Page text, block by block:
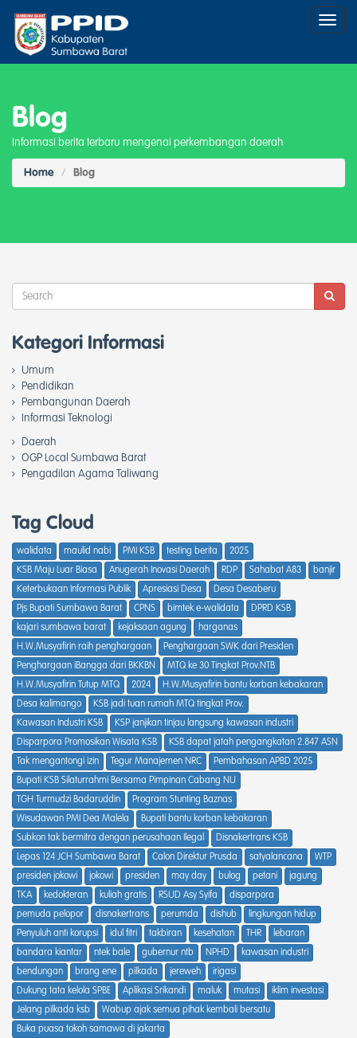
Toggle
Blog
Informasi berita terbaru mengenai perkembangan daerah
Home Blog
Kategori Informasi
Umum
Pendidikan
Pembangunan Daerah
Informasi Teknologi
Daerah
OGP Local Sumbawa Barat
Pengadilan Agama Taliwang
Tag Cloud
walidata maulid nabi PMI KSB testing berita
2025
KSB Maju Luar Biasa
Anugerah Inovasi Daerah RDP Sahabat A83
banjir
Keterbukaan Informasi Publik
Apresiasi Desa
Desa Desaberu
Pjs Bupati Sumbawa Barat
CPNS bimtek e-walidata
DPRD KSB
kajari sumbawa barat
kejaksaan agung
harganas
H.W.Musyafirin raih penghargaan
Penghargaan SWK dari Presiden
Penghargaan iBangga dari BKKBN
MTQ ke 30 Tingkat Prov.NTB
H.W.Musyafirin Tutup MTQ
2024
H.W.Musyafirin bantu korban kebakaran
Desa kalimango
KSB jadi tuan rumah MTQ tingkat Prov.
Kawasan Industri KSB
KSP janjikan tinjau langsung kawasan industri
Disparpora Promosikan Wisata KSB
KSB dapat jatah pengangkatan 2.847 ASN
Tak mengantongi izin
Tegur Manajemen NRC
Pembahasan APBD 2025
Bupati KSB Silaturrahmi Bersama Pimpinan Cabang NU
TGH Turmudzi Badaruddin
Program Stunting Baznas
Wisudawan PMI Dea Malela
Bupati bantu korban kebakaran
Subkon tak bermitra dengan perusahaan Ilegal
Disnakertrans KSB
Lepas 124 JCH Sumbawa Barat
Calon Direktur Prusda satyalancana
WTP
presiden jokowi
jokowi presiden may day bulog petani
jagung
TKA
kedokteran kuliah gratis RSUD Asy Syifa
disparpora
pemuda pelopor
disnakertrans perumda dishub
lingkungan hidup
Penyuluh anti korupsi
idul fitri takbiran kesehatan THR
lebaran
bandara kiantar
ntek bale gubernur ntb NPHD
kawasan industri
bendungan
brang ene pilkada jereweh
irigasi
Dukung tata kelola SPBE
Aplikasi Srikandi maluk mutasi
iklim investasi
Jelang pilkada ksb
Wabup ajak semua pihak kembali bersatu
Buka puasa tokoh samawa di jakarta